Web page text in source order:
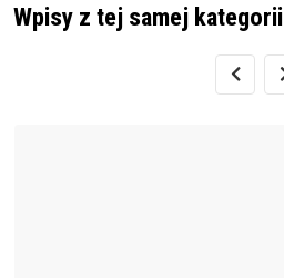
Wpisy z tej samej kategorii